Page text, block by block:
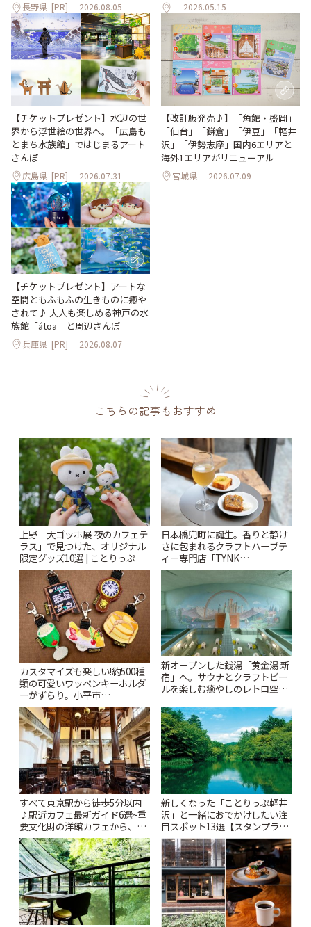
長野県 [PR] 2026.08.05 2026.05.15
【チケットプレゼント】水辺の世
界から浮世絵の世界へ。「広島も
とまち水族館」ではじまるアート
さんぽ
広島県 [PR] 2026.07.31
【改訂版発売♪】「角館・盛岡」
「仙台」「鎌倉」「伊豆」「軽井
沢」「伊勢志摩」国内6エリアと
海外1エリアがリニューアル
宮城県 2026.07.09
【チケットプレゼント】アートな
空間ともふもふの生きものに癒や
されて♪ 大人も楽しめる神戸の水
族館「átoa」と周辺さんぽ
兵庫県 [PR] 2026.08.07
こちらの記事もおすすめ
上野「大ゴッホ展 夜のカフェテ
ラス」で見つけた、オリジナル
限定グッズ10選 | ことりっぷ
日本橋兜町に誕生。香りと静け
さに包まれるクラフトハーブテ
ィー専門店「TYNK
Kabutocho」 | ことりっぷ
カスタマイズも楽しい!約500種
類の可愛いワッペンキーホルダ
ーがずらり。小平市
「Kimamaya T&K」 | ことりっ
ぷ
新オープンした銭湯「黄金湯 新
宿」へ。サウナとクラフトビー
ルを楽しむ癒やしのレトロ空間
すべて東京駅から徒歩5分以内
♪駅近カフェ最新ガイド6選~重
要文化財の洋館カフェから、改
札すぐのレトロ喫茶まで~ | こと
りっぷ
新しくなった「ことりっぷ軽井
沢」と一緒におでかけしたい注
目スポット13選【スタンプラリ
ー開催中】 | ことりっぷ